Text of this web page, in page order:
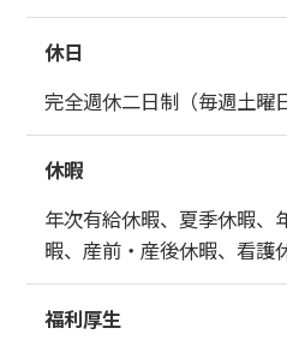
反社会的勢力排除宣言
イベント＆トピックス
休日
完全週休二日制（毎週土曜
休暇
年次有給休暇、夏季休暇、
暇、産前・産後休暇、看護
福利厚生